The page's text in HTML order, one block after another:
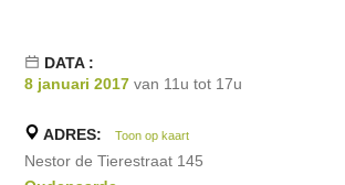
DATA :
8 januari 2017 van 11u tot 17u
ADRES: Toon op kaart
Nestor de Tierestraat 145